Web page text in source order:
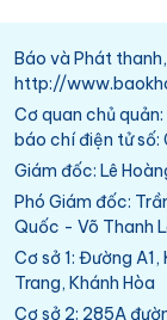
Báo và Phát
http://
Cơ quan chủ
báo chí điện tử
Giám đốc: Lê
Phó Giám đốc:
Quốc - Võ Thanh
Cơ sở 1: Đường
Trang, Khánh Hòa
Cơ sở 2: 285A